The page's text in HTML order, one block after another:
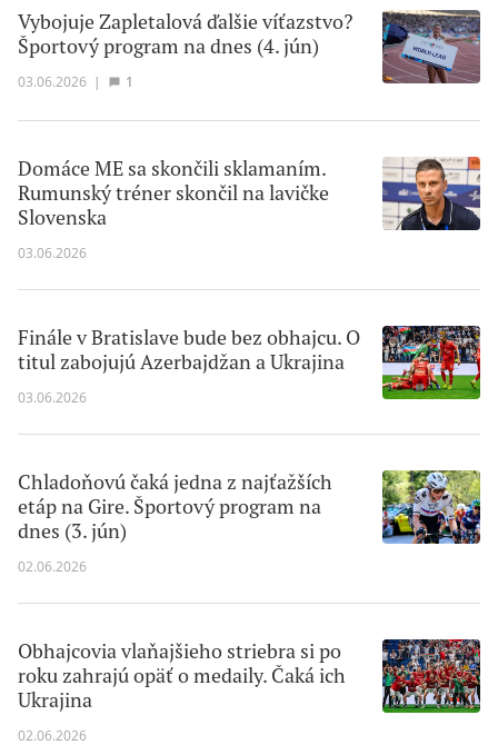
Vybojuje Zapletalová ďalšie víťazstvo?
Športový program na dnes (4. jún)
03.06.2026 | 1
Domáce ME sa skončili sklamaním.
Rumunský tréner skončil na lavičke
Slovenska
03.06.2026
Finále v Bratislave bude bez obhajcu. O
titul zabojujú Azerbajdžan a Ukrajina
03.06.2026
Chladoňovú čaká jedna z najťažších
etáp na Gire. Športový program na
dnes (3. jún)
02.06.2026
Obhajcovia vlaňajšieho striebra si po
roku zahrajú opäť o medaily. Čaká ich
Ukrajina
02.06.2026